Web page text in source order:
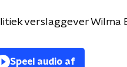
verslaggever
Speel audio af